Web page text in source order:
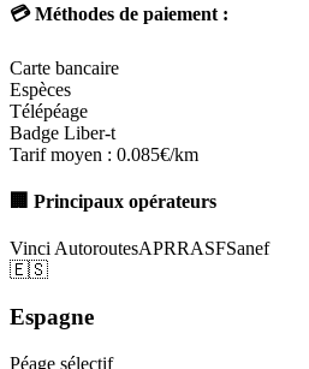
💳 Méthodes de paiement :
Carte bancaire
Espèces
Télépéage
Badge Liber-t
Tarif moyen : 0.085€/km
🏢 Principaux opérateurs
Vinci AutoroutesAPRRASFSanef
🇪🇸
Espagne
Péage sélectif